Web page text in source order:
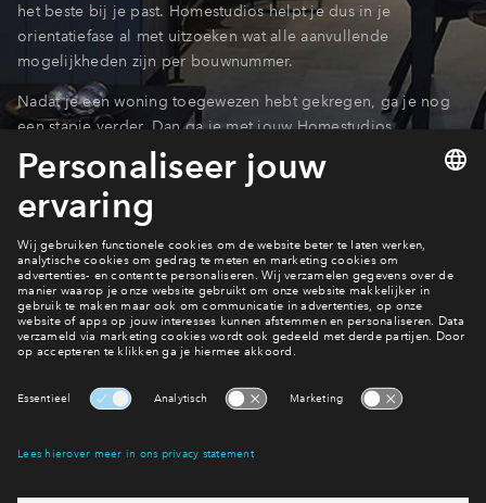
het beste bij je past. Homestudios helpt je dus in je
orientatiefase al met uitzoeken wat alle aanvullende
mogelijkheden zijn per bouwnummer.
Nadat je een woning toegewezen hebt gekregen, ga je nog
een stapje verder. Dan ga je met jouw Homestudios
woonadviseur om tafel in het Homestudios experience center
in Utrecht. Samen zorgen we er voor dat je slimme keuzes
maakt om jouw nieuwe huis ook echt jouw thuis te maken.
Meer over de start verkoop fase 3a
Interesse? Meld je dan snel aan
eventuele projecten